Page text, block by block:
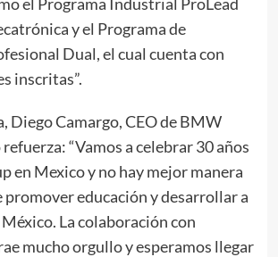
y el Programa de
Dual, el cual cuenta con
inscritas”.
Diego Camargo, CEO de BMW
“Vamos a celebrar 30 años
en Mexico y no hay mejor manera
promover educación y desarrollar a
La colaboración con
mucho orgullo y esperamos llegar